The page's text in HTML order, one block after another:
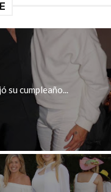
su cumpleaño...